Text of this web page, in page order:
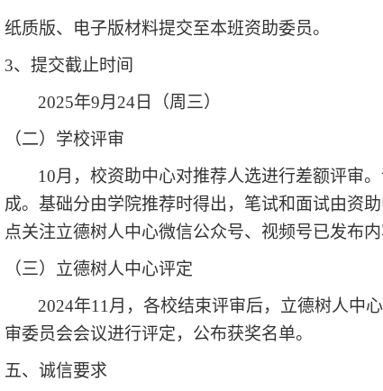
纸质版、电子版材料提交至本班资助委员。
3、提交截止时间
2025年9月 24日（周三）
（二）学校评审
10月，校资助中心对推荐人选进行差额评审
成。基础分由学院推荐时得出，笔试和面试由资
点关注立德树人中心微信公众号、视频号已发布
（三）立德树人中心评定
2024年11月，各校结束评审后，立德树人中
审委员会会议进行评定，公布获奖名单。
五、诚信要求